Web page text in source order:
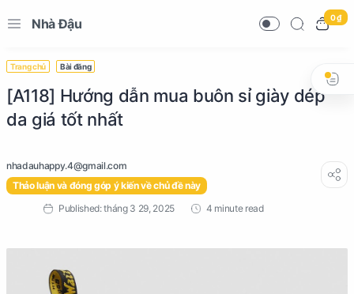
Nhà Đậu 0 ₫
Trang chủ Bài đăng
[A118] Hướng dẫn mua buôn sỉ giày dép
da giá tốt nhất
Thảo luận và đóng góp ý kiến về chủ đề này
4 minute read